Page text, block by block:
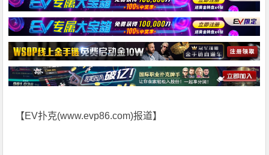
【EV扑克(www.evp86.com)报道】